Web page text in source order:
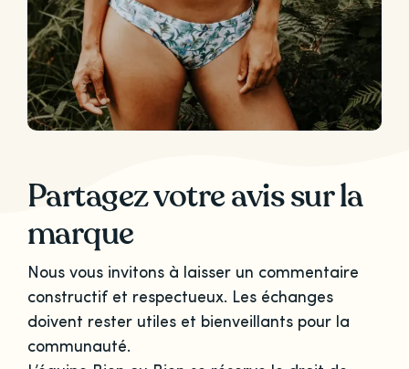
Partagez votre avis sur la
marque
Nous vous invitons à laisser un commentaire
constructif et respectueux. Les échanges
doivent rester utiles et bienveillants pour la
communauté.